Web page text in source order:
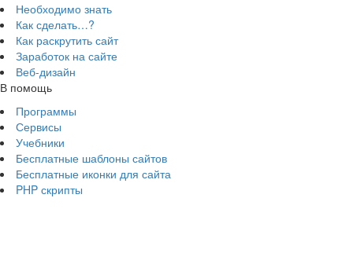
Необходимо знать
Как сделать…?
Как раскрутить сайт
Заработок на сайте
Веб-дизайн
В помощь
Программы
Сервисы
Учебники
Бесплатные шаблоны сайтов
Бесплатные иконки для сайта
PHP скрипты